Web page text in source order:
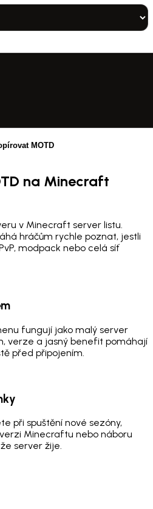
MOTD
na Minecraft
v Minecraft server listu.
hráčům rychle poznat, jestli
modpack nebo celá síť
fungují jako malý server
verze a jasný benefit pomáhají
před připojením.
při spuštění nové sezóny,
Minecraftu nebo náboru
server žije.